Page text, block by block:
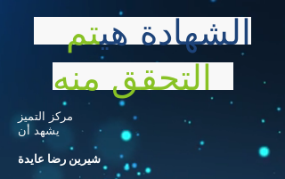
الشهادة هيتم
مركز التميز
يشهد أن
شيرين رضا عايدة